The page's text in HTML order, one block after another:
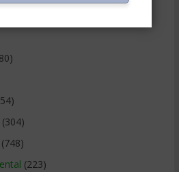
(304)
(748)
(223)